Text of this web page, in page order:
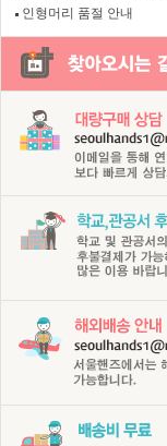
인형머리 품절 안내